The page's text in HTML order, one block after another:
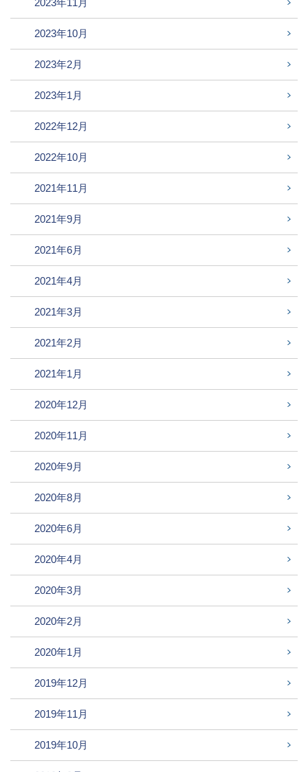
2023年10月
2023年2月
2023年1月
2022年12月
2022年10月
2021年11月
2021年9月
2021年6月
2021年4月
2021年3月
2021年2月
2021年1月
2020年12月
2020年11月
2020年9月
2020年8月
2020年6月
2020年4月
2020年3月
2020年2月
2020年1月
2019年12月
2019年11月
2019年10月